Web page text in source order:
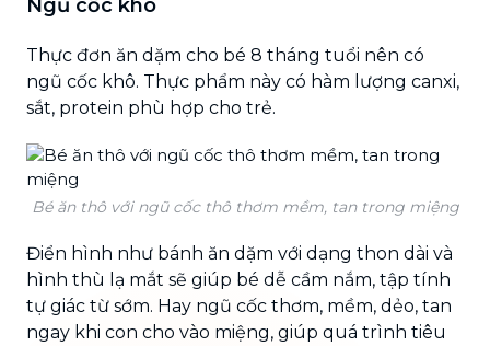
Ngũ cốc khô
Thực đơn ăn dặm cho bé 8 tháng tuổi nên có
ngũ cốc khô. Thực phẩm này có hàm lượng canxi,
sắt, protein phù hợp cho trẻ.
Bé ăn thô với ngũ cốc thô thơm mềm, tan trong miệng
Điển hình như bánh ăn dặm với dạng thon dài và
hình thù lạ mắt sẽ giúp bé dễ cầm nắm, tập tính
tự giác từ sớm. Hay ngũ cốc thơm, mềm, dẻo, tan
ngay khi con cho vào miệng, giúp quá trình tiêu